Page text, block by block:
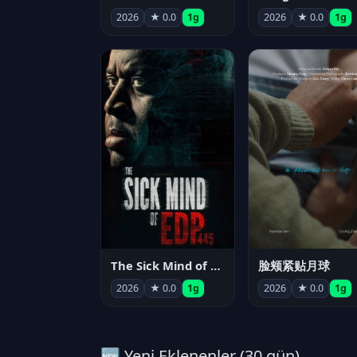
2026 ★ 0.0 1g 2026 ★ 0.0 1g
The Sick Mind of EDP445
2026 ★ 0.0 1g
脸颊紧贴月球
2026 ★ 0.0 1g